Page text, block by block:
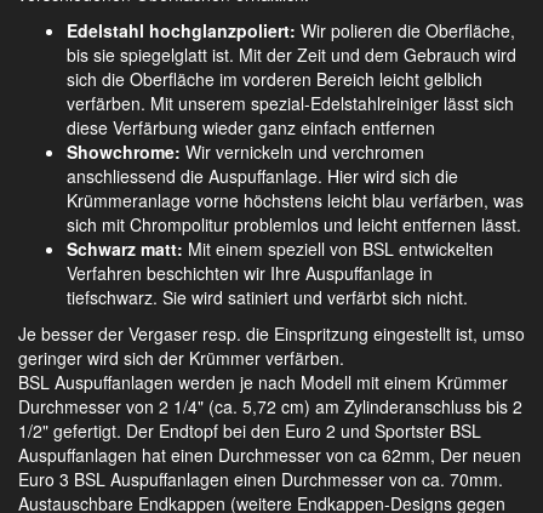
Edelstahl hochglanzpoliert: Wir polieren die Oberfläche,
bis sie spiegelglatt ist. Mit der Zeit und dem Gebrauch wird
sich die Oberfläche im vorderen Bereich leicht gelblich
verfärben. Mit unserem spezial-Edelstahlreiniger lässt sich
diese Verfärbung wieder ganz einfach entfernen
Showchrome: Wir vernickeln und verchromen
anschliessend die Auspuffanlage. Hier wird sich die
Krümmeranlage vorne höchstens leicht blau verfärben, was
sich mit Chrompolitur problemlos und leicht entfernen lässt.
Schwarz matt: Mit einem speziell von BSL entwickelten
Verfahren beschichten wir Ihre Auspuffanlage in
tiefschwarz. Sie wird satiniert und verfärbt sich nicht.
Je besser der Vergaser resp. die Einspritzung eingestellt ist, umso
geringer wird sich der Krümmer verfärben.
BSL Auspuffanlagen werden je nach Modell mit einem Krümmer
Durchmesser von 2 1/4" (ca. 5,72 cm) am Zylinderanschluss bis 2
1/2" gefertigt. Der Endtopf bei den Euro 2 und Sportster BSL
Auspuffanlagen hat einen Durchmesser von ca 62mm, Der neuen
Euro 3 BSL Auspuffanlagen einen Durchmesser von ca. 70mm.
Austauschbare Endkappen (weitere Endkappen-Designs gegen